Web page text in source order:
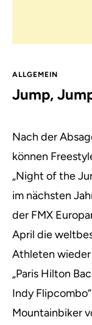
ALLGEMEIN
Jump,
Nach der
können
„Night of the
im nächsten
der FMX
April die
Athleten
„Paris Hilton
Indy
Mountainbiker